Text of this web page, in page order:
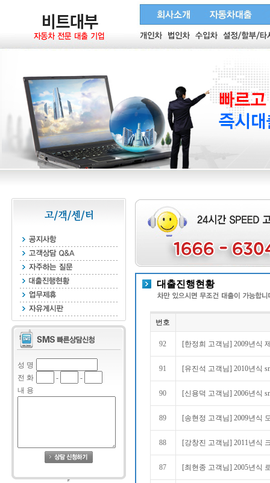
성 명
전 화
-
-
내 용
대출진행현황
번호
92 [한정희 고객님] 2009년식
91 [유진석 고객님] 2010년식
90 [신용덕 고객님] 2006년식
89 [송현정 고객님] 2009년식
88 [강창진 고객님] 2011년식
87 [최현종 고객님] 2005년식